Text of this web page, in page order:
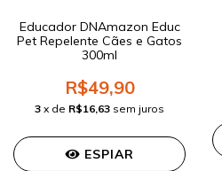
Educador DNAmazon Educ
Pet Repelente Cães e Gatos
300ml
R$49,90
3 x de R$16,63 sem juros
ESPIAR